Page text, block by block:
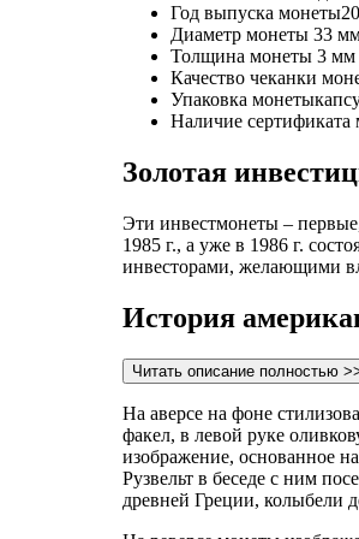
Год выпуска монеты
Диаметр монеты 33
Толщина монеты 3 мм
Качество чеканки
Упаковка монеты
Наличие сертификата
Золотая
Эти инвестмонеты –
1985 г., а уже в 1986 г.
инвесторами, желающими
История
Читать описание полностью
На аверсе на фоне
факел, в левой руке
изображение, основанное
Рузвельт в беседе с ним
древней Греции, колыбели